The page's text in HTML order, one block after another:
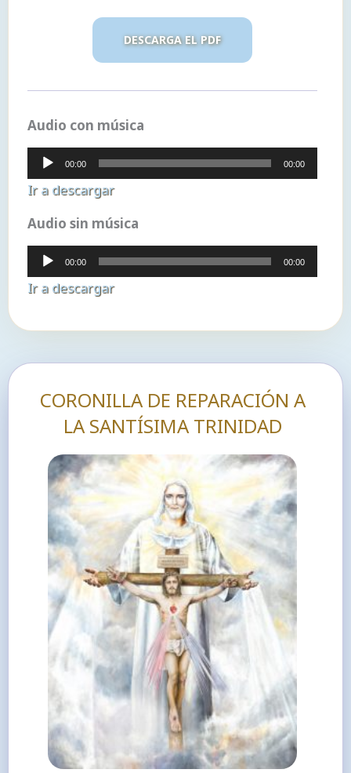
DESCARGA EL PDF
Audio con música
Reproductor
de
audio
00:00 00:00
Ir a descargar
Audio sin música
Reproductor
de
audio
00:00 00:00
Ir a descargar
CORONILLA DE REPARACIÓN A
LA SANTÍSIMA TRINIDAD